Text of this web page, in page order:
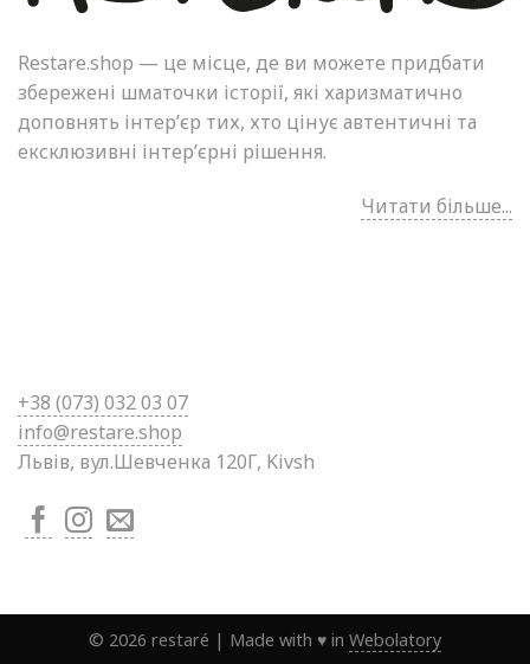
Restare.shop — це місце, де ви можете придбати
збережені шматочки історії, які харизматично
доповнять інтер’єр тих, хто цінує автентичні та
ексклюзивні інтер’єрні рішення.
Читати більше...
+38 (073) 032 03 07
info@restare.shop
Львів, вул.Шевченка 120Г, Kivsh
© 2026 restaré | Made with ♥ in Webolatory